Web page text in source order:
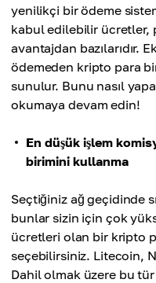
yenilikçi bir ödeme
kabul edilebilir ücretler,
avantajdan bazılarıdır.
ödemeden kripto para
sunulur. Bunu nasıl
okumaya devam edin!
En düşük işlem
birimini kullanma
Seçtiğiniz ağ geçidinde
bunlar sizin için çok
ücretleri olan bir kripto
seçebilirsiniz. Litecoin,
Dahil olmak üzere bu